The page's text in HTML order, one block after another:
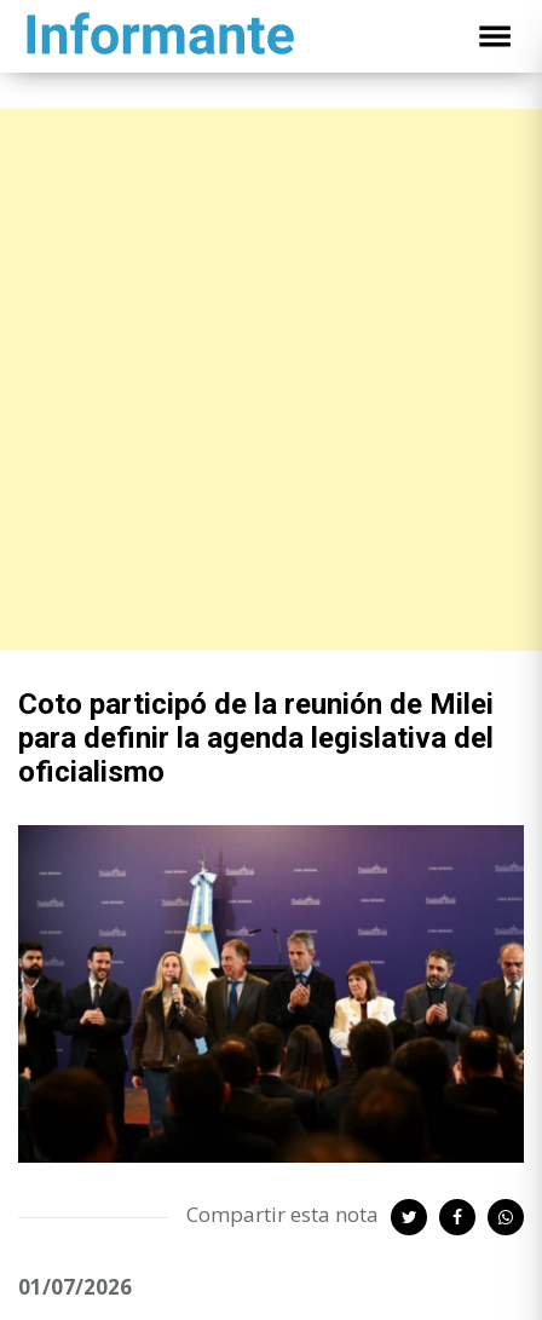
Coto participó de la reunión de Milei
para definir la agenda legislativa del
oficialismo
Compartir esta nota
01/07/2026